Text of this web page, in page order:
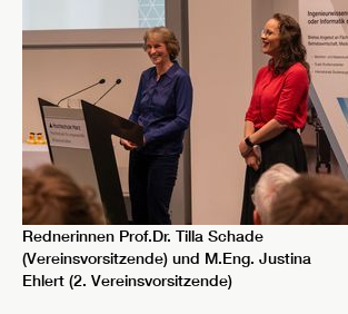
Rednerinnen Prof.Dr. Tilla Schade
(Vereinsvorsitzende) und M.Eng. Justina
Ehlert (2. Vereinsvorsitzende)